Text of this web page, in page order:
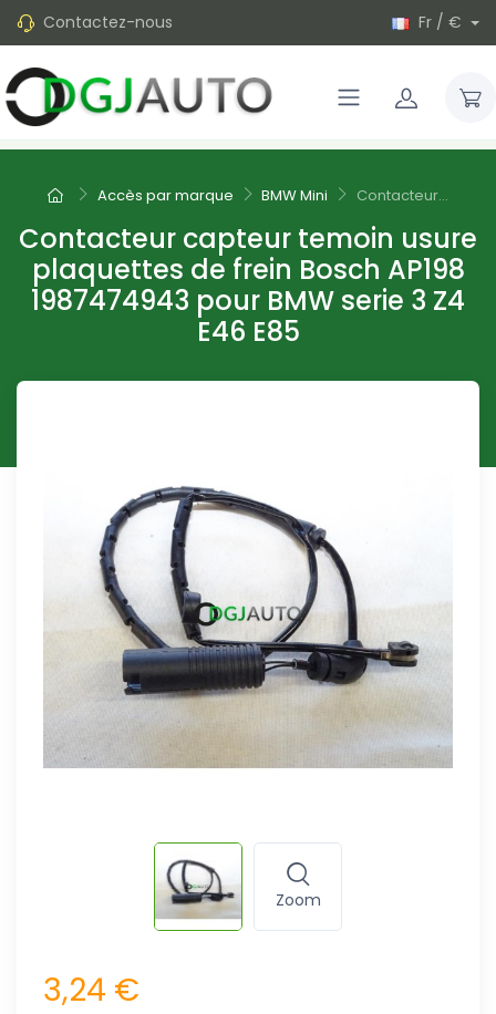
Contactez-nous Fr / €
Accès par marque BMW Mini Contacteur...
Contacteur capteur temoin usure
plaquettes de frein Bosch AP198
1987474943 pour BMW serie 3 Z4
E46 E85
Zoom
3,24 €